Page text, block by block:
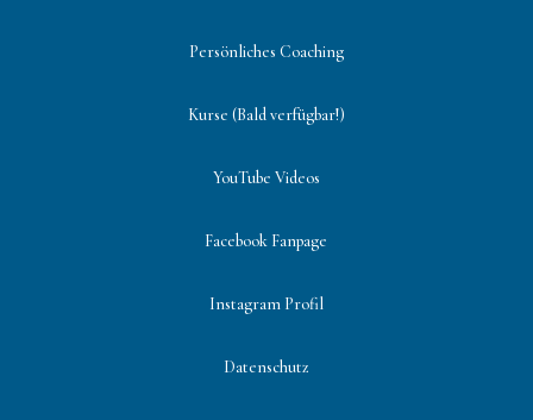
Persönliches Coaching
Kurse (Bald verfügbar!)
YouTube Videos
Facebook Fanpage
Instagram Profil
Datenschutz